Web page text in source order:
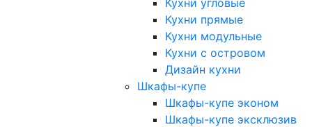
Кухни угловые
Кухни прямые
Кухни модульные
Кухни с островом
Дизайн кухни
Шкафы-купе
Шкафы-купе эконом
Шкафы-купе эксклюзив